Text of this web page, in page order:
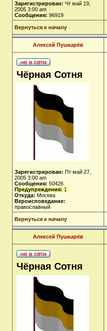
Зарегистрирован: Чт май 19,
2005 3:00 am
Сообщения: 96919
Вернуться к началу
Алексей Пушкарёв
Чёрная Сотня
Зарегистрирован: Пт май 27,
2005 3:00 am
Сообщения: 50426
Предупреждения: 1
Откуда: Москва
Вероисповедание:
православный
Вернуться к началу
Алексей Пушкарёв
Чёрная Сотня